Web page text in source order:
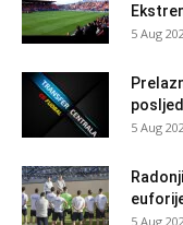
5 Aug
5 Aug
5 Aug